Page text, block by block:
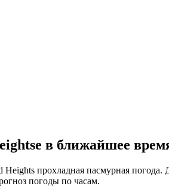
в ближайшее
Heights прохладная пасмурная
погоды по часам.